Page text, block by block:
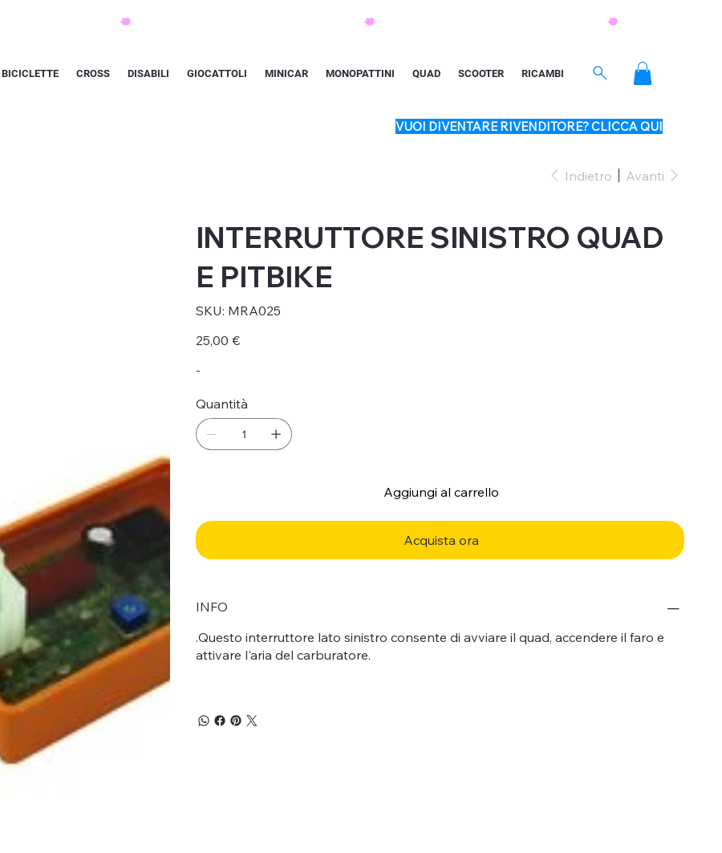
BICICLETTE CROSS DISABILI GIOCATTOLI MINICAR MONOPATTINI QUAD SCOOTER RICAMBI
VUOI DIVENTARE RIVENDITORE? CLICCA QUI
Indietro Avanti
INTERRUTTORE SINISTRO QUAD
E PITBIKE
SKU: SKU
MRA025
MRA025
Prezzo
25,00 €
-
Quantità
Aggiungi al carrello
Acquista ora
INFO
.Questo interruttore lato sinistro consente di avviare il quad, accendere il faro e
attivare l'aria del carburatore.